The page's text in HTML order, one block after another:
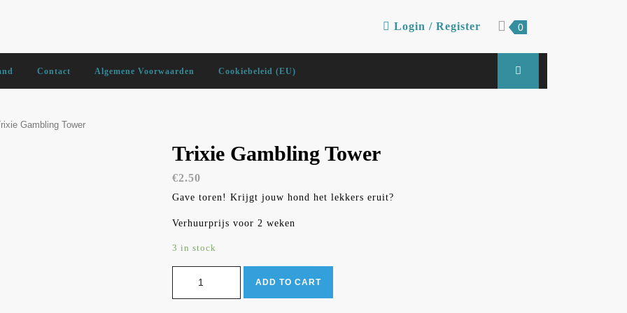
Login / Register Loginshopping
0
Contact Algemene Voorwaarden Cookiebeleid (EU)
Gambling Tower
Trixie Gambling Tower
€2.50
Gave toren! Krijgt jouw hond het lekkers eruit?
Verhuurprijs voor 2 weken
3 in stock
ADD TO CART